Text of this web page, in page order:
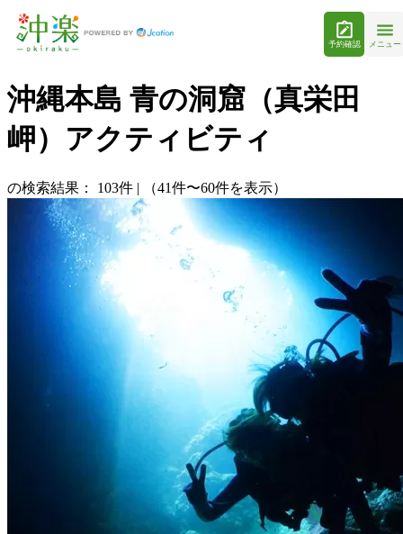
予約確認 メニュー
沖縄本島 青の洞窟（真栄田
岬）アクティビティ
の検索結果： 103件 | （41件〜60件を表示）